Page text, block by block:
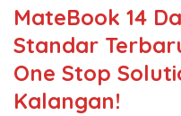
MateBook 14
Standar
One Stop
Kalangan!